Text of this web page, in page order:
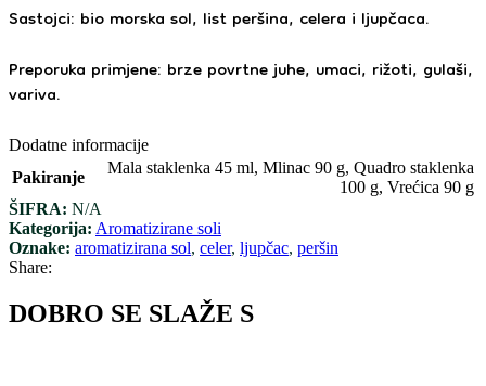
Sastojci: bio morska sol, list peršina, celera i ljupčaca.
Preporuka primjene: brze povrtne juhe, umaci, rižoti, gulaši,
variva.
Dodatne informacije
Pakiranje
Mala staklenka 45 ml, Mlinac 90 g, Quadro staklenka
100 g, Vrećica 90 g
ŠIFRA: N/A
Kategorija: Aromatizirane soli
Oznake: aromatizirana sol, celer, ljupčac, peršin
Share:
DOBRO SE SLAŽE S